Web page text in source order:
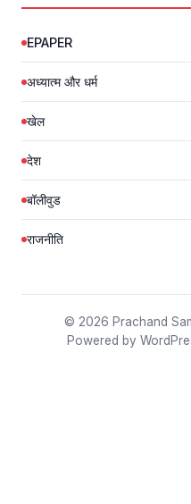
EPAPER
अध्यात्म और धर्म
खेल
देश
बॉलीवुड
राजनीति
© 2026 Prachand
Powered by